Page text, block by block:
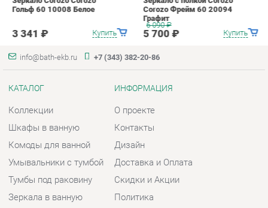
Коллекции
Комоды для ванной
Умывальники с тумбой
Тумбы под раковину
Зеркала в ванную
Умывальники
Экраны
О проекте
Контакты
Дизайн
Доставка и Оплата
Скидки и Акции
Политика
Гарантия
Помощь
ГОРОДА
Весь мир